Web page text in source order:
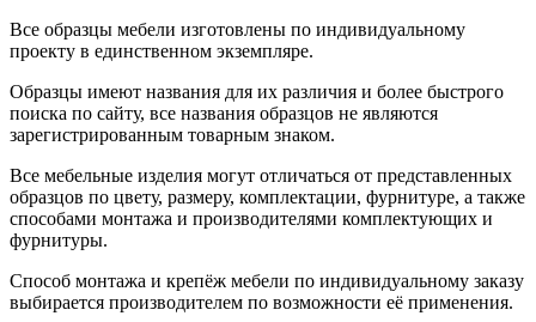
Все образцы мебели изготовлены по индивидуальному
проекту в единственном экземпляре.
Образцы имеют названия для их различия и более быстрого
поиска по сайту, все названия образцов не являются
зарегистрированным товарным знаком.
Все мебельные изделия могут отличаться от представленных
образцов по цвету, размеру, комплектации, фурнитуре, а также
способами монтажа и производителями комплектующих и
фурнитуры.
Способ монтажа и крепёж мебели по индивидуальному заказу
выбирается производителем по возможности её применения.